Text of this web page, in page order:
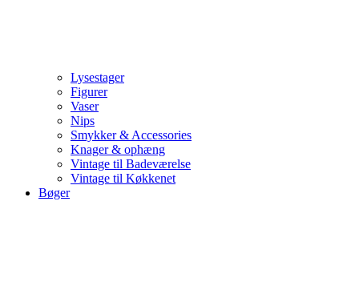
Lysestager
Figurer
Vaser
Nips
Smykker & Accessories
Knager & ophæng
Vintage til Badeværelse
Vintage til Køkkenet
Bøger